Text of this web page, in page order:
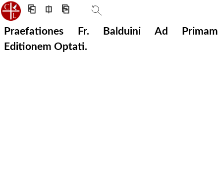
⎗ ⎅ ⎘
Praefationes Fr. Balduini Ad Primam
Editionem Optati.